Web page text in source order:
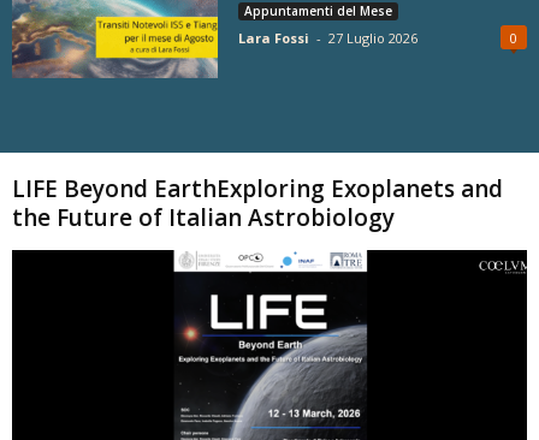
Appuntamenti del Mese
Lara Fossi - 27 Luglio 2026 0
LIFE Beyond EarthExploring Exoplanets and
the Future of Italian Astrobiology